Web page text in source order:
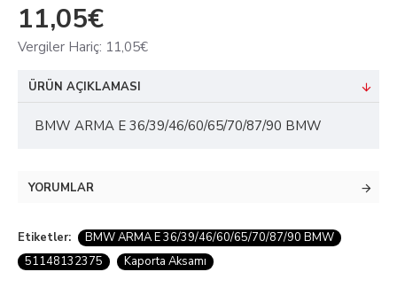
11,05€
Vergiler Hariç: 11,05€
ÜRÜN AÇIKLAMASI
BMW ARMA E 36/39/46/60/65/70/87/90 BMW
YORUMLAR
Etiketler:
BMW ARMA E 36/39/46/60/65/70/87/90 BMW
51148132375
Kaporta Aksamı